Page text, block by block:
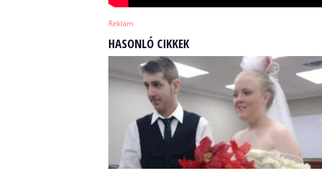
Reklám
HASONLÓ CIKKEK